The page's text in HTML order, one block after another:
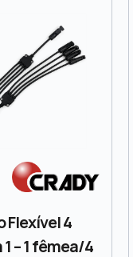
Flexível 4
– 1 fêmea/4